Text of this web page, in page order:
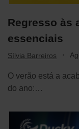
Regresso às
essenciais
Sílvia Barreiros ·
O verão está a
do ano:…